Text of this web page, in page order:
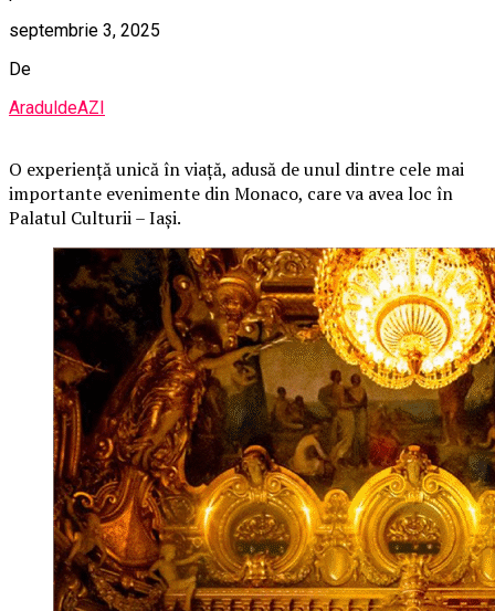
septembrie 3, 2025
De
AraduldeAZI
O experiență unică în viață, adusă de unul dintre cele mai
importante evenimente din Monaco, care va avea loc în
Palatul Culturii – Iași.